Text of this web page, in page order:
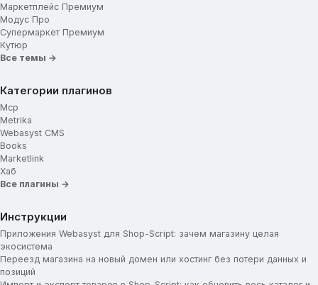
Маркетплейс Премиум
Модус Про
Супермаркет Премиум
Кутюр
Все темы →
Категории плагинов
Mcp
Metrika
Webasyst CMS
Books
Marketlink
Хаб
Все плагины →
Инструкции
Приложения Webasyst для Shop-Script: зачем магазину целая
экосистема
Переезд магазина на новый домен или хостинг без потери данных и
позиций